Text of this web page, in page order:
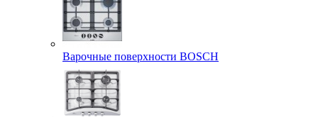
Варочные поверхности BOSCH